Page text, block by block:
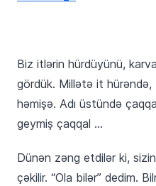
Biz itlərin hürdüyünü,
gördük. Millətə it
həmişə. Adı üstündə
geymiş çaqqal …
Dünən zəng etdilər ki,
çəkilir. “Ola bilər” dedim.